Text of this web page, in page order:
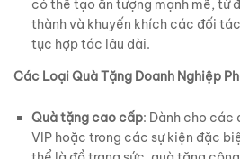
có thể tạo ấn tượng mạnh mẽ, từ
thành và khuyến khích các đối
tục hợp tác lâu dài.
Các Loại Quà Tặng Doanh Nghiệp
Quà tặng cao cấp: Dành cho các
VIP hoặc trong các sự kiện đặc